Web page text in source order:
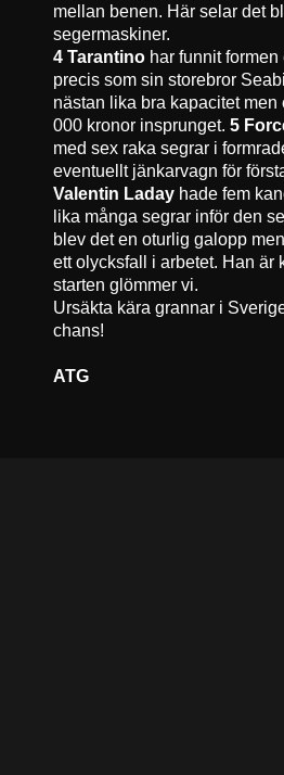
mellan benen. Här selar det
segermaskiner.
4 Tarantino har funnit
precis som sin storebror
nästan lika bra kapacitet men
000 kronor insprunget.5
med sex raka segrar i
eventuellt jänkarvagn för
Valentin Laday hade fem
lika många segrar inför den
blev det en oturlig galopp
ett olycksfall i arbetet. Han är
starten glömmer vi.
Ursäkta kära grannar i
chans!
ATG